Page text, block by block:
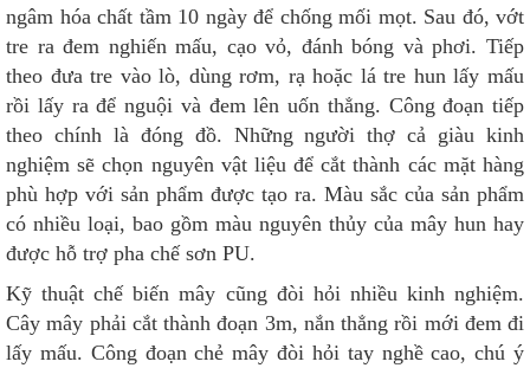
ngâm hóa chất tầm 10 ngày để chống mối mọt. Sau đó, vớt
tre ra đem nghiến mấu, cạo vỏ, đánh bóng và phơi. Tiếp
theo đưa tre vào lò, dùng rơm, rạ hoặc lá tre hun lấy mấu
rồi lấy ra để nguội và đem lên uốn thẳng. Công đoạn tiếp
theo chính là đóng đồ. Những người thợ cả giàu kinh
nghiệm sẽ chọn nguyên vật liệu để cắt thành các mặt hàng
phù hợp với sản phẩm được tạo ra. Màu sắc của sản phẩm
có nhiều loại, bao gồm màu nguyên thủy của mây hun hay
được hỗ trợ pha chế sơn PU.
Kỹ thuật chế biến mây cũng đòi hỏi nhiều kinh nghiệm.
Cây mây phải cắt thành đoạn 3m, nắn thẳng rồi mới đem đi
lấy mấu. Công đoạn chẻ mây đòi hỏi tay nghề cao, chú ý